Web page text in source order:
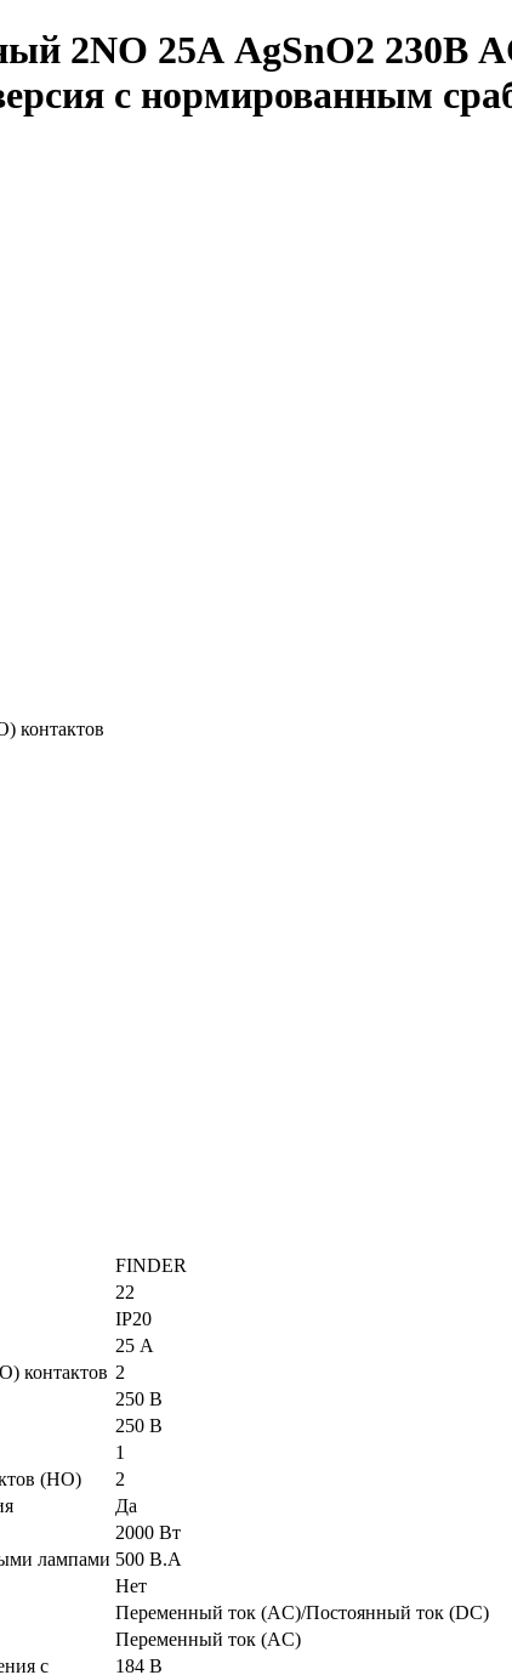
2NO 25А AgSnO2 230В
с нормированным
контактов
FINDER
22
IP20
25 А
контактов 2
250 В
250 В
1
(НО)
2
Да
2000 Вт
лампами 500 В.А
Нет
Переменный ток (AC)/Постоянный ток (DC)
Переменный ток (AC)
с
184 В